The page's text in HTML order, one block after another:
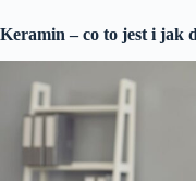
Keramin – co to jest i jak